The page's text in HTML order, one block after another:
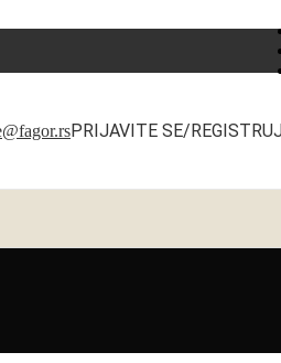
PRIJAVITE SE/